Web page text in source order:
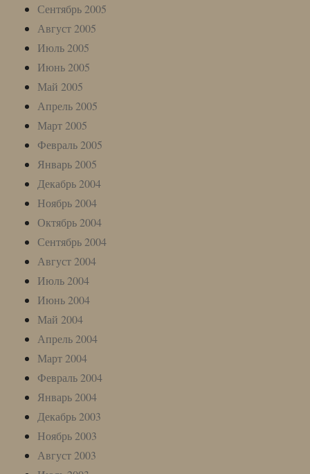
Сентябрь 2005
Август 2005
Июль 2005
Июнь 2005
Май 2005
Апрель 2005
Март 2005
Февраль 2005
Январь 2005
Декабрь 2004
Ноябрь 2004
Октябрь 2004
Сентябрь 2004
Август 2004
Июль 2004
Июнь 2004
Май 2004
Апрель 2004
Март 2004
Февраль 2004
Январь 2004
Декабрь 2003
Ноябрь 2003
Август 2003